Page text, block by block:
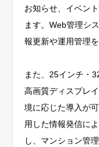
お知らせ、イベン
ます。Web管理シ
報更新や運用管理
また、25インチ・
高画質ディスプレ
境に応じた導入が
用した情報発信に
し、マンション管